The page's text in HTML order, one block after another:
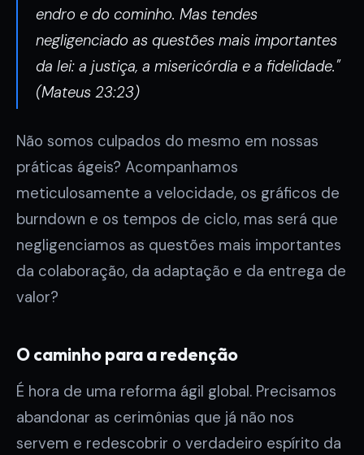
endro e do cominho. Mas tendes
negligenciado as questões mais importantes
da lei: a justiça, a misericórdia e a fidelidade."
(Mateus 23:23)
Não somos culpados do mesmo em nossas
práticas ágeis? Acompanhamos
meticulosamente a velocidade, os gráficos de
burndown e os tempos de ciclo, mas será que
negligenciamos as questões mais importantes
da colaboração, da adaptação e da entrega de
valor?
O caminho para a redenção
É hora de uma reforma ágil global. Precisamos
abandonar as cerimônias que já não nos
servem e redescobrir o verdadeiro espírito da